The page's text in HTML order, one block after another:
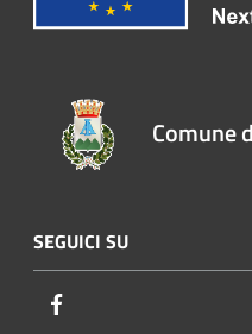
Comune
SEGUICI SU